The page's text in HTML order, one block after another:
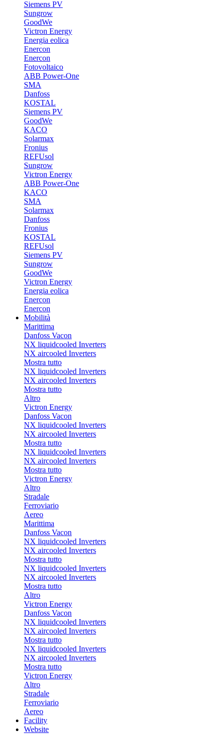
Siemens PV
Sungrow
GoodWe
Victron Energy
Energia eolica
Enercon
Enercon
Fotovoltaico
ABB Power-One
SMA
Danfoss
KOSTAL
Siemens PV
GoodWe
KACO
Solarmax
Fronius
REFUsol
Sungrow
Victron Energy
ABB Power-One
KACO
SMA
Solarmax
Danfoss
Fronius
KOSTAL
REFUsol
Siemens PV
Sungrow
GoodWe
Victron Energy
Energia eolica
Enercon
Enercon
Mobilità
Marittima
Danfoss Vacon
NX liquidcooled Inverters
NX aircooled Inverters
Mostra tutto
NX liquidcooled Inverters
NX aircooled Inverters
Mostra tutto
Altro
Victron Energy
Danfoss Vacon
NX liquidcooled Inverters
NX aircooled Inverters
Mostra tutto
NX liquidcooled Inverters
NX aircooled Inverters
Mostra tutto
Victron Energy
Altro
Stradale
Ferroviario
Aereo
Marittima
Danfoss Vacon
NX liquidcooled Inverters
NX aircooled Inverters
Mostra tutto
NX liquidcooled Inverters
NX aircooled Inverters
Mostra tutto
Altro
Victron Energy
Danfoss Vacon
NX liquidcooled Inverters
NX aircooled Inverters
Mostra tutto
NX liquidcooled Inverters
NX aircooled Inverters
Mostra tutto
Victron Energy
Altro
Stradale
Ferroviario
Aereo
Facility
Website